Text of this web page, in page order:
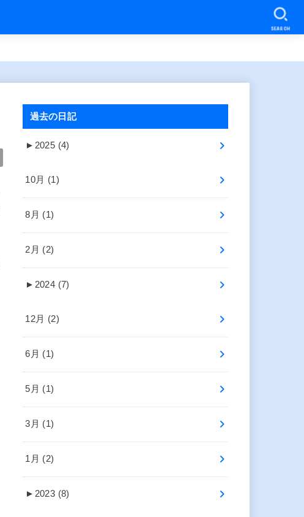
SEARCH
過去の日記
► 2025 (4)
10月 (1)
8月 (1)
2月 (2)
► 2024 (7)
12月 (2)
6月 (1)
5月 (1)
3月 (1)
1月 (2)
► 2023 (8)